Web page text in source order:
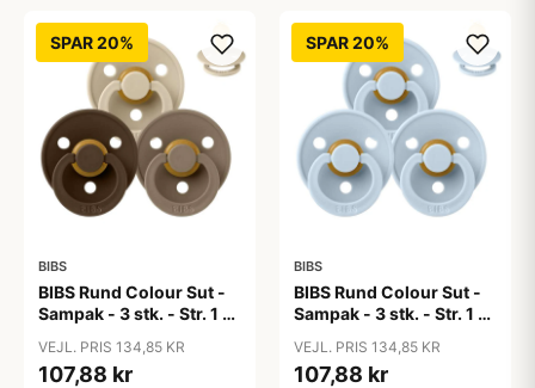
SPAR 20%
BIBS
BIBS Rund Colour Sut -
Sampak - 3 stk. - Str. 1 -
VEJL. PRIS 134,85 KR
107,88 kr
SPAR 20%
BIBS
BIBS Rund Colour Sut -
Sampak - 3 stk. - Str. 1 -
VEJL. PRIS 134,85 KR
107,88 kr